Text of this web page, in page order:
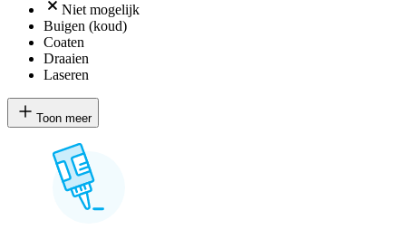
Niet mogelijk
Buigen (koud)
Coaten
Draaien
Laseren
Toon meer